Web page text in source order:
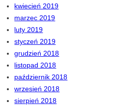
kwiecień 2019
marzec 2019
luty 2019
styczeń 2019
grudzień 2018
listopad 2018
październik 2018
wrzesień 2018
sierpień 2018